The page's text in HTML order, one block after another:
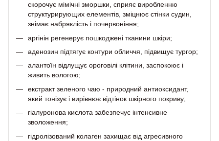
скорочує мімічні зморшки, сприяє виробленню
структурирующих елементів, зміцнює стінки судин,
знімає набряклість і почервоніння;
аргінін регенерує пошкоджені тканини шкіри;
аденозин підтягує контури обличчя, підвищує тургор;
алантоїн відлущує ороговілі клітини, заспокоює і
живить вологою;
екстракт зеленого чаю - природний антиоксидант,
який тонізує і вирівнює відтінок шкірного покриву;
гіалуронова кислота забезпечує інтенсивне
зволоження;
гідролізований колаген захищає від агресивного